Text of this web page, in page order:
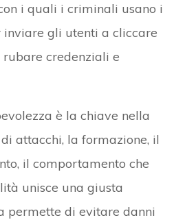
i quali i criminali usano i
inviare gli utenti a cliccare
credenziali e
è la chiave nella
attacchi, la formazione, il
il comportamento che
unisce una giusta
permette di evitare danni